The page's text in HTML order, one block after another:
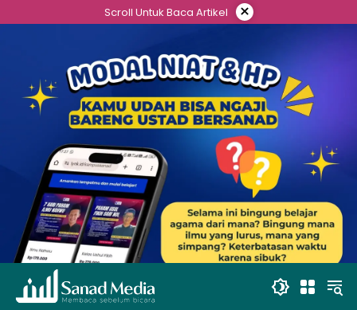
to
Scroll Untuk Baca Artikel ×